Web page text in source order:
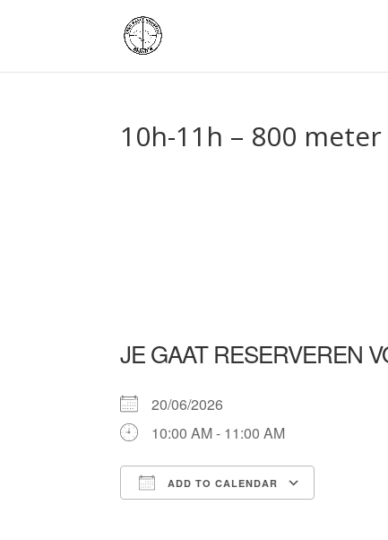
10h-11h – 800
JE GAAT RESERVEREN
20/06/2026
10:00 AM - 11:00 AM
ADD TO CALENDAR